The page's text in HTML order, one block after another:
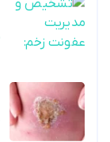
بهمن
آبان ۱۸,